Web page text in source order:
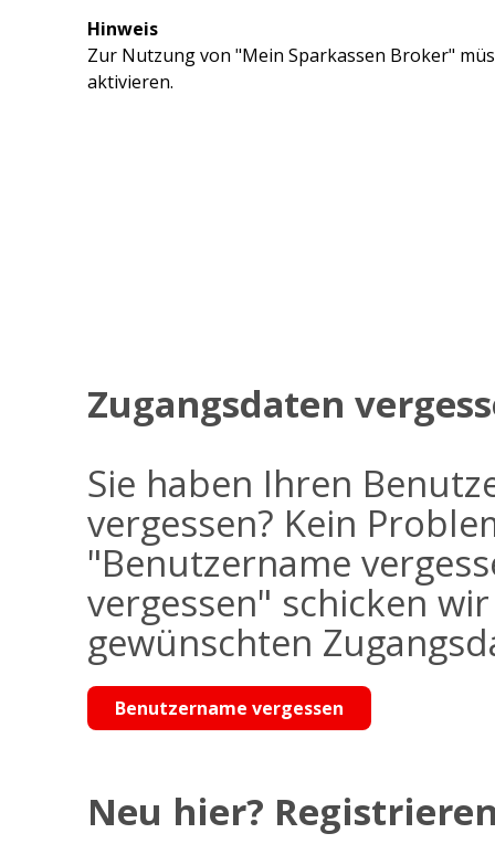
Hinweis
Zur Nutzung von "Mein Sparkassen Broker"
aktivieren.
Zugangsdaten
Sie haben Ihren
vergessen? Kein
"Benutzername
vergessen" schicken
gewünschten
Benutzername vergessen
Neu hier?